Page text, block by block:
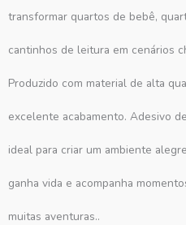
transformar quartos de bebê,
cantinhos de leitura em cenários
Produzido com material de alta
excelente acabamento. Adesivo
ideal para criar um ambiente
ganha vida e acompanha
muitas aventuras..